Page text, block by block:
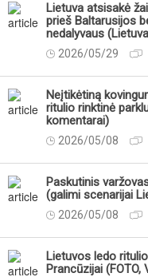
Lietuva atsisakė
prieš Baltarusijos
nedalyvaus
2026/05/29
Neįtikėtiną
ritulio rinktinė
komentarai)
2026/05/08
Paskutinis
(galimi scenarijai
2026/05/08
Lietuvos ledo
Prancūzijai (FOTO,